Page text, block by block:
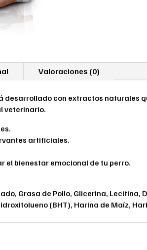
Valoraciones (0)
desarrollado con extractos naturales
veterinario.
artificiales.
el bienestar emocional de tu perro.
Grasa de Pollo, Glicerina,
(BHT), Harina de Maíz,